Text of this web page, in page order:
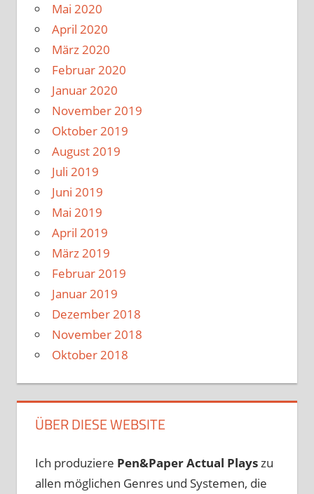
Mai 2020
April 2020
März 2020
Februar 2020
Januar 2020
November 2019
Oktober 2019
August 2019
Juli 2019
Juni 2019
Mai 2019
April 2019
März 2019
Februar 2019
Januar 2019
Dezember 2018
November 2018
Oktober 2018
ÜBER DIESE WEBSITE
Ich produziere Pen&PaperActual Playszu
allen möglichen Genres und Systemen, die